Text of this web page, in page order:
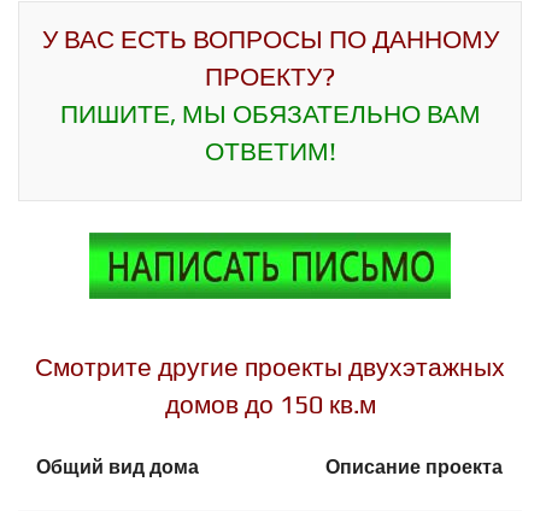
У ВАС ЕСТЬ ВОПРОСЫ ПО ДАННОМУ
ПРОЕКТУ?
ПИШИТЕ, МЫ ОБЯЗАТЕЛЬНО ВАМ
ОТВЕТИМ!
Смотрите другие проекты двухэтажных
домов до 150 кв.м
Общий вид дома Описание проекта